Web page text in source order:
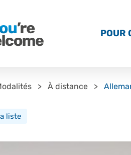
POUR
À distance
liste